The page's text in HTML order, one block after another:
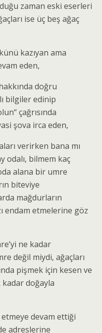
zaman eski eserleri
ise üç beş ağaç
kazıyan ama
eden,
doğru
bilgiler edinip
çağrısında
şova irca eden,
verirken bana mı
odalı, bilmem kaç
alana bir umre
biteviye
mağdurların
endam etmelerine göz
ne kadar
değil miydi, ağaçları
pişmek için kesen ve
doğayla
devam ettiği
adreslerine